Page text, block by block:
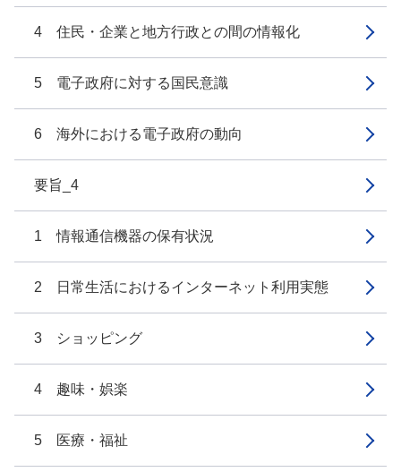
4 住民・企業と地方行政との間の情報化
5 電子政府に対する国民意識
6 海外における電子政府の動向
要旨_4
1 情報通信機器の保有状況
2 日常生活におけるインターネット利用実態
3 ショッピング
4 趣味・娯楽
5 医療・福祉